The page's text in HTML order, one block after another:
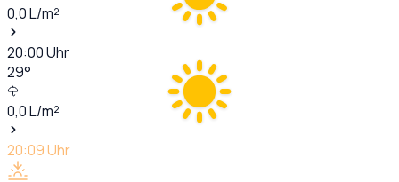
0,0L/m²
20:00Uhr
29°
0,0L/m²
20:09Uhr